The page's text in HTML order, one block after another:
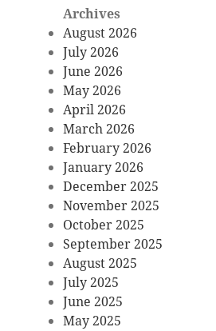
Archives
August 2026
July 2026
June 2026
May 2026
April 2026
March 2026
February 2026
January 2026
December 2025
November 2025
October 2025
September 2025
August 2025
July 2025
June 2025
May 2025